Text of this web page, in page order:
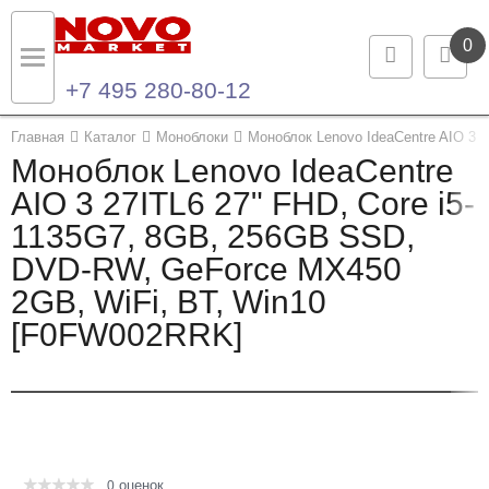
0
+7 495 280-80-12
Главная Каталог Моноблоки Моноблок Lenovo IdeaCentre AIO 3
Моноблок Lenovo IdeaCentre
AIO 3 27ITL6 27" FHD, Core i5-
1135G7, 8GB, 256GB SSD,
DVD-RW, GeForce MX450
2GB, WiFi, BT, Win10
[F0FW002RRK]
0 оценок
Назад
Каталог продукции
Ноутбуки и ультрабуки
Компьютеры
Моноблоки
Назад
Контакты
Контактная информация